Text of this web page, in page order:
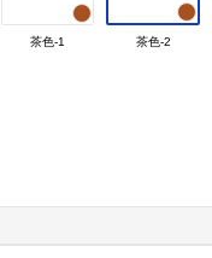
茶色-1 茶色-2